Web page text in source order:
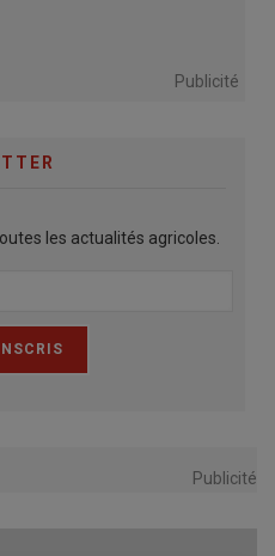
Publicité
les actualités agricoles.
Publicité